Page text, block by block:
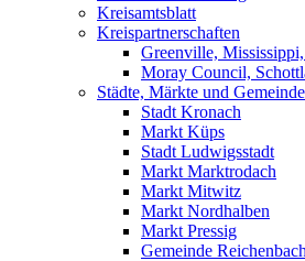
Kreisamtsblatt
Kreispartnerschaften
Greenville,
Moray Council,
Städte, Märkte und
Stadt Kronach
Markt Küps
Stadt Ludwigsstadt
Markt Marktrodach
Markt Mitwitz
Markt Nordhalben
Markt Pressig
Gemeinde Reichenbach